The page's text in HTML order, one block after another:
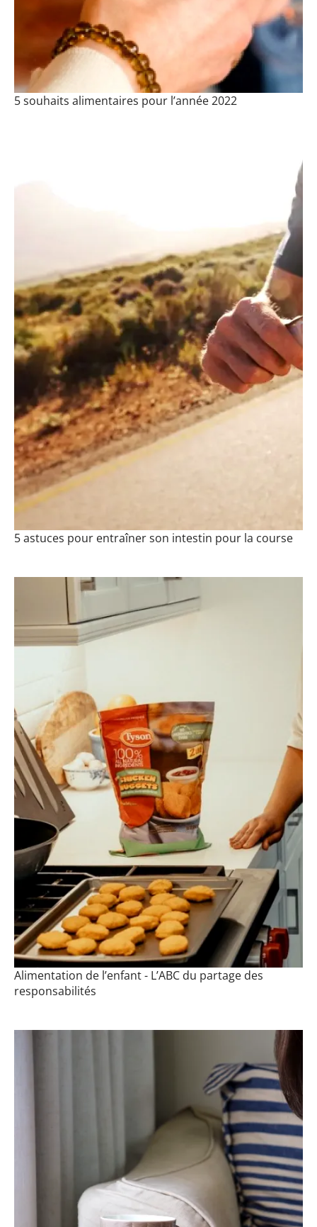
5 souhaits alimentaires pour l’année 2022
5 astuces pour entraîner son intestin pour la course
Alimentation de l’enfant - L’ABC du partage des
responsabilités